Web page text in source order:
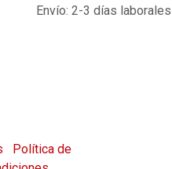
Envío: 2-3 días laborales
Política de